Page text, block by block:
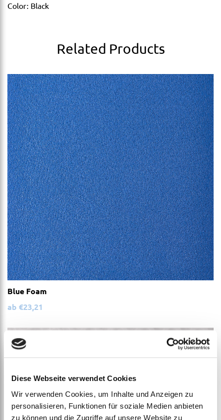
Diese Webseite verwendet Cookies
Wir verwenden Cookies, um Inhalte und Anzeigen zu
personalisieren, Funktionen für soziale Medien anbieten
zu können und die Zugriffe auf unsere Website zu
Color: Black
Related Products
Blue Foam
ab €23,21